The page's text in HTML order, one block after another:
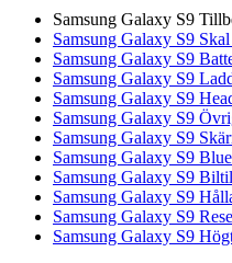
Samsung Galaxy S9
Samsung Galaxy S9
Samsung Galaxy S9
Samsung Galaxy S9
Samsung Galaxy S9
Samsung Galaxy S9
Samsung Galaxy S9
Samsung Galaxy S9
Samsung Galaxy S9
Samsung Galaxy S9
Samsung Galaxy S9
Samsung Galaxy S9